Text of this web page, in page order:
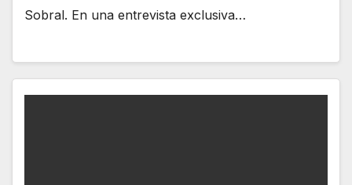
Sobral. En una entrevista exclusiva…